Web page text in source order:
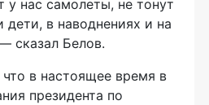
у нас самолеты, не тонут
в наводнениях и на
сказал Белов.
что в настоящее время в
президента по